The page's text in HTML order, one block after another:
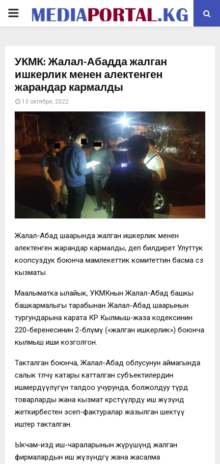
PRIMARY
УКМК: Жалал-Абадда жалган
ишкерлик менен алектенген
жарандар кармалды
13 октября, 2022
Жалал-Абад шаарында жалган ишкерлик менен
алектенген жарандар кармалды, деп билдирет Улуттук
коопсуздук боюнча мамлекеттик комитеттин басма сөз
кызматы.
Маалыматка ылайык, УКМКнын Жалал-Абад башкы
башкармалыгы тарабынан Жалал-Абад шаарынын
тургундарына карата КР Кылмыш-жаза кодексинин
220-беренесинин 2-бөлүмү («жалган ишкерлик») боюнча
кылмыш иши козголгон.
Такталган боюнча, Жалал-Абад облусунун аймагында
салык төлөөчү катары катталган субъектилердин
ишмердүүлүгүн талдоо учурунда, болжолдуу түрдө
товарларды жана кызмат көрсөтүүлөрдү иш жүзүндө
жеткирбестен эсеп-фактуралар жазылган шектүү
иштер такталган.
Ыкчам-издөө иш-чараларынын жүрүшүндө жалган
фирмалардын иш жүзүндөгү жана жасалма